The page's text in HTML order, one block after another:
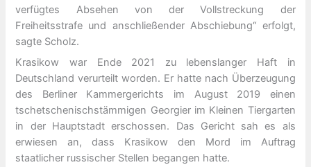
verfügtes Absehen von der Vollstreckung der
Freiheitsstrafe und anschließender Abschiebung“ erfolgt,
sagte Scholz.
Krasikow war Ende 2021 zu lebenslanger Haft in
Deutschland verurteilt worden. Er hatte nach Überzeugung
des Berliner Kammergerichts im August 2019 einen
tschetschenischstämmigen Georgier im Kleinen Tiergarten
in der Hauptstadt erschossen. Das Gericht sah es als
erwiesen an, dass Krasikow den Mord im Auftrag
staatlicher russischer Stellen begangen hatte.